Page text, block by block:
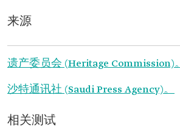
来源
遗产委员会 (Heritage Commission)。
沙特通讯社 (Saudi Press Agency)。
相关测试